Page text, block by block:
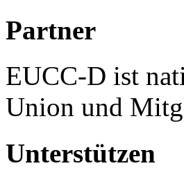
Partner
EUCC-D ist
Union und
Unterstützen